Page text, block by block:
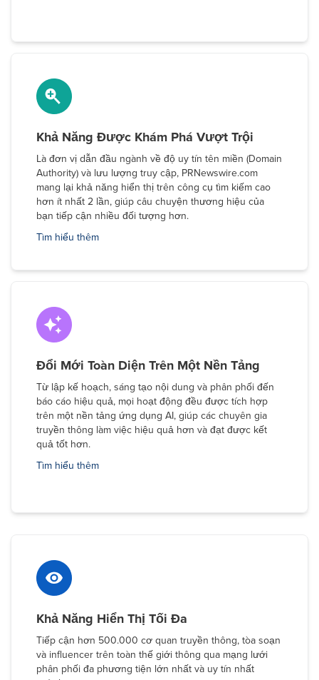
Khả Năng Được Khám Phá Vượt Trội
Là đơn vị dẫn đầu ngành về độ uy tín tên miền (Domain
Authority) và lưu lượng truy cập, PRNewswire.com
mang lại khả năng hiển thị trên công cụ tìm kiếm cao
hơn ít nhất 2 lần, giúp câu chuyện thương hiệu của
bạn tiếp cận nhiều đối tượng hơn.
Tìm hiểu thêm
Đổi Mới Toàn Diện Trên Một Nền Tảng
Từ lập kế hoạch, sáng tạo nội dung và phân phối đến
báo cáo hiệu quả, mọi hoạt động đều được tích hợp
trên một nền tảng ứng dụng AI, giúp các chuyên gia
truyền thông làm việc hiệu quả hơn và đạt được kết
quả tốt hơn.
Tìm hiểu thêm
Khả Năng Hiển Thị Tối Đa
Tiếp cận hơn 500.000 cơ quan truyền thông, tòa soạn
và influencer trên toàn thế giới thông qua mạng lưới
phân phối đa phương tiện lớn nhất và uy tín nhất